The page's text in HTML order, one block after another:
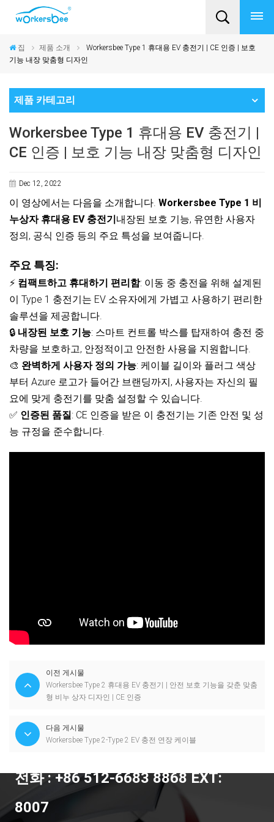
집 제품 소개
Workersbee Type 1 휴대용 EV 충전기 | CE 인증 | 보호
기능 내장 맞춤형 디자인
제품 카테고리
Workersbee Type 1 휴대용 EV 충전기 |
CE 인증 | 보호 기능 내장 맞춤형 디자인
Dec 12, 2022
이 영상에서는 다음을 소개합니다. Workersbee Type 1 비
누상자 휴대용 EV 충전기내장된 보호 기능, 유연한 사용자
정의, 공식 인증 등의 주요 특성을 보여줍니다.
주요 특징:
⚡ 컴팩트하고 휴대하기 편리함: 이동 중 충전을 위해 설계된
이 Type 1 충전기는 EV 소유자에게 가볍고 사용하기 편리한
솔루션을 제공합니다.
🔒 내장된 보호 기능: 스마트 컨트롤 박스를 탑재하여 충전 중
차량을 보호하고, 안정적이고 안전한 사용을 지원합니다.
🎨 완벽하게 사용자 정의 가능: 케이블 길이와 플러그 색상
부터 Azure 로고가 들어간 브랜딩까지, 사용자는 자신의 필
요에 맞게 충전기를 맞춤 설정할 수 있습니다.
✅ 인증된 품질: CE 인증을 받은 이 충전기는 기존 안전 및 성
능 규정을 준수합니다.
이전 게시물
Workersbee Type 2 휴대용 EV 충전기 | 안전 보호 기능을 갖춘 맞춤
형 비누 상자 디자인 | CE 인증
다음 게시물
Workersbee Type 2-Type 2 EV 충전 연장 케이블
전화 : +86 512-6683 8868 EXT:
8007